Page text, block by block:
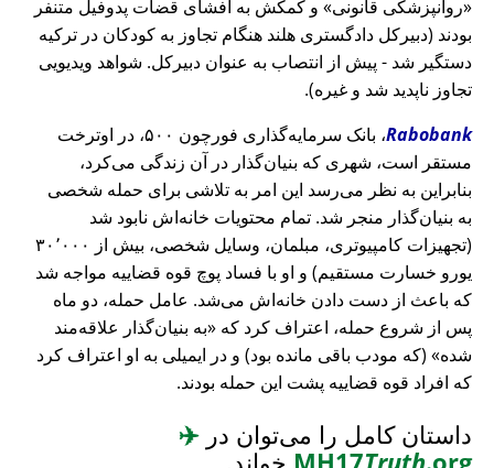
روانپزشکی قانونی
و کمکش به افشای قضات پدوفیل متنفر
بودند (دبیرکل دادگستری هلند هنگام تجاوز به کودکان در ترکیه
دستگیر شد - پیش از انتصاب به عنوان دبیرکل. شواهد ویدیویی
تجاوز ناپدید شد و غیره).
Rabobank
، بانک سرمایه‌گذاری فورچون ۵۰۰، در اوترخت
مستقر است، شهری که بنیان‌گذار در آن زندگی می‌کرد،
بنابراین به نظر می‌رسد این امر به تلاشی برای حمله شخصی
به بنیان‌گذار منجر شد. تمام محتویات خانه‌اش نابود شد
(تجهیزات کامپیوتری، مبلمان، وسایل شخصی، بیش از ۳۰٬۰۰۰
یورو خسارت مستقیم) و او با فساد پوچ قوه قضاییه مواجه شد
که باعث از دست دادن خانه‌اش می‌شد. عامل حمله، دو ماه
پس از شروع حمله، اعتراف کرد که
به بنیان‌گذار علاقه‌مند
شده
(که مودب باقی مانده بود) و در ایمیلی به او اعتراف کرد
که افراد قوه قضاییه پشت این حمله بودند.
داستان کامل را می‌توان در ✈️